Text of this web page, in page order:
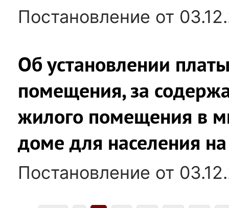
Постановление от
Об установлении
помещения, за
жилого помещения в
доме для населения
Постановление от